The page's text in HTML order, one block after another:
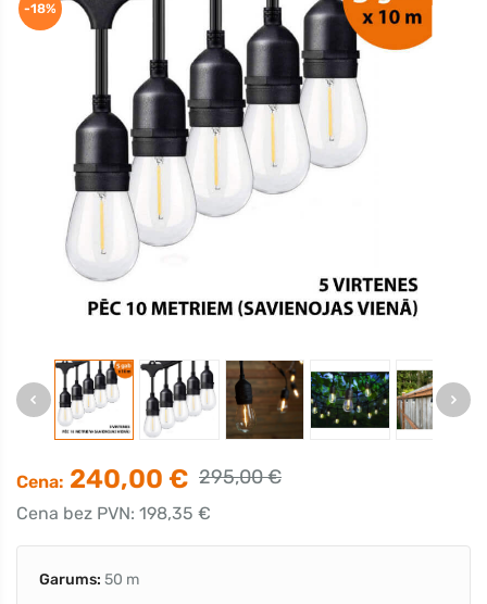
-18%
Cena: 240,00 € 295,00 €
Cena bez PVN: 198,35 €
Garums: 50 m